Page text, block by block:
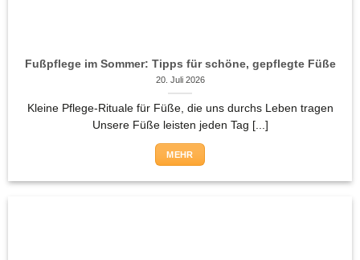
Fußpflege im Sommer: Tipps für schöne, gepflegte Füße
20. Juli 2026
Kleine Pflege-Rituale für Füße, die uns durchs Leben tragen
Unsere Füße leisten jeden Tag [...]
MEHR